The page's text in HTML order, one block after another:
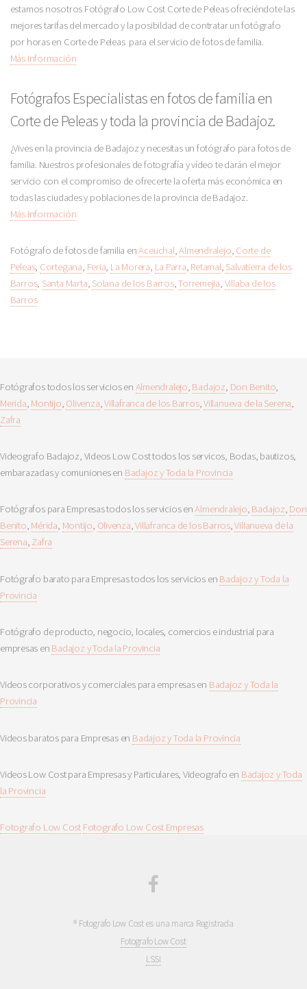
estamos nosotros Fotógrafo Low Cost Corte de Peleas ofreciéndote las
mejores tarifas del mercado y la posibildad de contratar un fotógrafo
por horas en Corte de Peleas para el servicio de fotos de familia.
Más Información
Fotógrafos Especialistas en fotos de familia en
Corte de Peleas y toda la provincia de Badajoz.
¿Vives en la provincia de Badajoz y necesitas un fotógrafo para fotos de
familia. Nuestros profesionales de fotografía y vídeo te darán el mejor
servicio con el compromiso de ofrecerte la oferta más económica en
todas las ciudades y poblaciones de la provincia de Badajoz.
Más Información
Fotógrafo de fotos de familia enAceuchal,Almendralejo, Corte de
Peleas, Cortegana, Feria, La Morera, La Parra, Retamal, Salvatierra de los
Barros, Santa Marta, Solana de los Barros,Torremejia, Villaba de los
Barros
Fotógrafos todos los servicios en Almendralejo, Badajoz, Don Benito,
Merida, Montijo, Olivenza,Villafranca de los Barros,Villanueva de la Serena,
Zafra
Videografo Badajoz, Videos Low Cost todos los servicos, Bodas, bautizos,
embarazadas y comuniones en Badajoz y Toda la Provincia
Fotógrafos para Empresas todos los servicios enAlmendralejo, Badajoz, Don
Benito, Mérida, Montijo, Olivenza,Villafranca de los Barros,Villanueva de la
Serena, Zafra
Fotógrafo barato para Empresas todos los servicios en Badajoz y Toda la
Provincia
Fotógrafo de producto, negocio, locales, comercios e industrial para
empresas en Badajoz y Toda la Provincia
Videos corporativos y comerciales para empresas en Badajoz y Toda la
Provincia
Videos baratos para Empresas en Badajoz y Toda la Provincia
Videos Low Cost para Empresas y Particulares, Videografo en Badajoz y Toda
la Provincia
Fotografo Low Cost Fotografo Low Cost Empresas
® Fotografo Low Cost es una marca Registrada
Fotografo Low Cost
LSSI